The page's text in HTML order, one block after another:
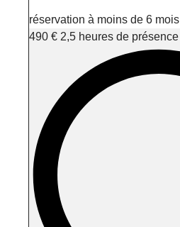
réservation à moins de 6 mois
490 € 2,5 heures de présence